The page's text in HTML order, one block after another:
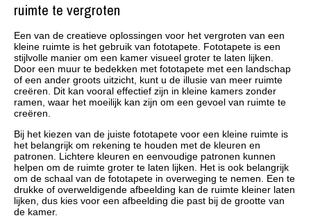
ruimte te vergroten
Een van de creatieve oplossingen voor het vergroten van een
kleine ruimte is het gebruik van fototapete. Fototapete is een
stijlvolle manier om een kamer visueel groter te laten lijken.
Door een muur te bedekken met fototapete met een landschap
of een ander groots uitzicht, kunt u de illusie van meer ruimte
creëren. Dit kan vooral effectief zijn in kleine kamers zonder
ramen, waar het moeilijk kan zijn om een gevoel van ruimte te
creëren.
Bij het kiezen van de juiste fototapete voor een kleine ruimte is
het belangrijk om rekening te houden met de kleuren en
patronen. Lichtere kleuren en eenvoudige patronen kunnen
helpen om de ruimte groter te laten lijken. Het is ook belangrijk
om de schaal van de fototapete in overweging te nemen. Een te
drukke of overweldigende afbeelding kan de ruimte kleiner laten
lijken, dus kies voor een afbeelding die past bij de grootte van
de kamer.